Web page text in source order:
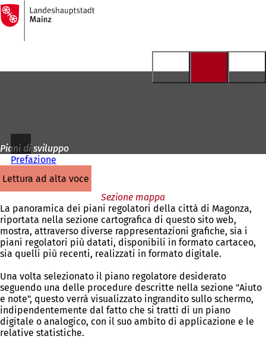
Vai al contenuto
Alla
pagina
iniziale
Piani di sviluppo
Prefazione
lettura ad alta voce
Sezione mappa
La panoramica dei piani regolatori della città di Magonza,
riportata nella sezione cartografica di questo sito web,
mostra, attraverso diverse rappresentazioni grafiche, sia i
piani regolatori più datati, disponibili in formato cartaceo,
sia quelli più recenti, realizzati in formato digitale.
Una volta selezionato il piano regolatore desiderato
seguendo una delle procedure descritte nella sezione "Aiuto
e note", questo verrà visualizzato ingrandito sullo schermo,
indipendentemente dal fatto che si tratti di un piano
digitale o analogico, con il suo ambito di applicazione e le
relative statistiche.